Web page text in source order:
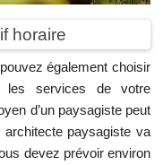
horaire
également choisir
les services de votre
d’un paysagiste peut
architecte paysagiste va
devez prévoir environ